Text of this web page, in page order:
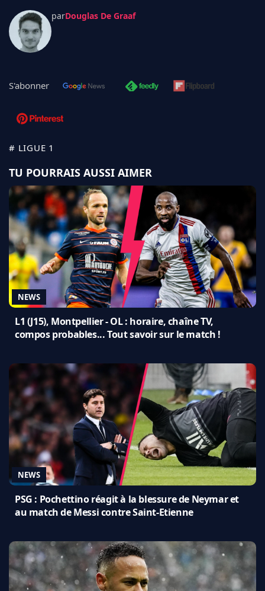
parDouglas De Graaf
S'abonner
# LIGUE 1
TU POURRAIS AUSSI AIMER
NEWS
L1 (J15), Montpellier - OL : horaire, chaîne TV,
compos probables... Tout savoir sur le match !
NEWS
PSG : Pochettino réagit à la blessure de Neymar et
au match de Messi contre Saint-Etienne